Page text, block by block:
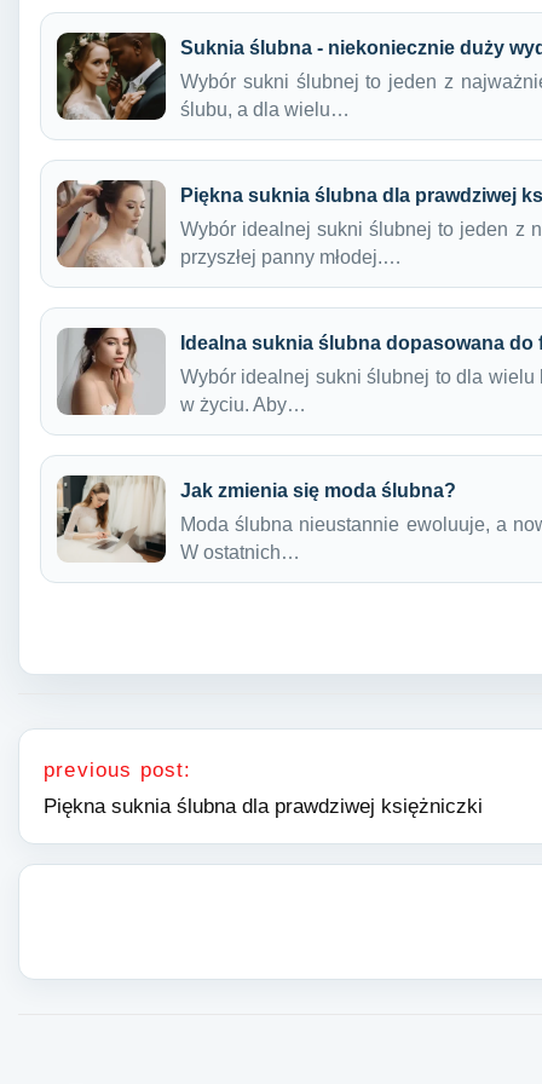
Suknia ślubna - niekoniecznie duży
Wybór sukni ślubnej to jeden z
ślubu, a dla wielu…
Piękna suknia ślubna dla prawdziwej
Wybór idealnej sukni ślubnej to jeden z
przyszłej panny młodej.…
Idealna suknia ślubna dopasowana do
Wybór idealnej sukni ślubnej to dla
w życiu. Aby…
Jak zmienia się moda ślubna?
Moda ślubna nieustannie ewoluuje, a
W ostatnich…
Nawigacja wpisu
previous post:
Piękna suknia ślubna dla prawdziwej księżniczki